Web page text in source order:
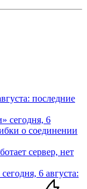
последние
сегодня, 6
о соединении
сервер, нет
6 августа: